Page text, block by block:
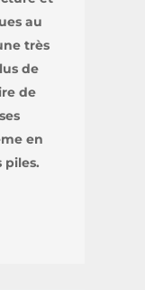
au
très
de
de
en
piles.